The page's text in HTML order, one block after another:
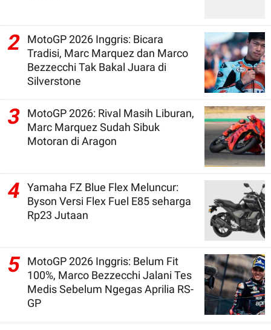
2
MotoGP 2026 Inggris: Bicara
Tradisi, Marc Marquez dan Marco
Bezzecchi Tak Bakal Juara di
Silverstone
3
MotoGP 2026: Rival Masih Liburan,
Marc Marquez Sudah Sibuk
Motoran di Aragon
4
Yamaha FZ Blue Flex Meluncur:
Byson Versi Flex Fuel E85 seharga
Rp23 Jutaan
5 MotoGP 2026 Inggris: Belum Fit
100%, Marco Bezzecchi Jalani Tes
Medis Sebelum Ngegas Aprilia RS-
GP